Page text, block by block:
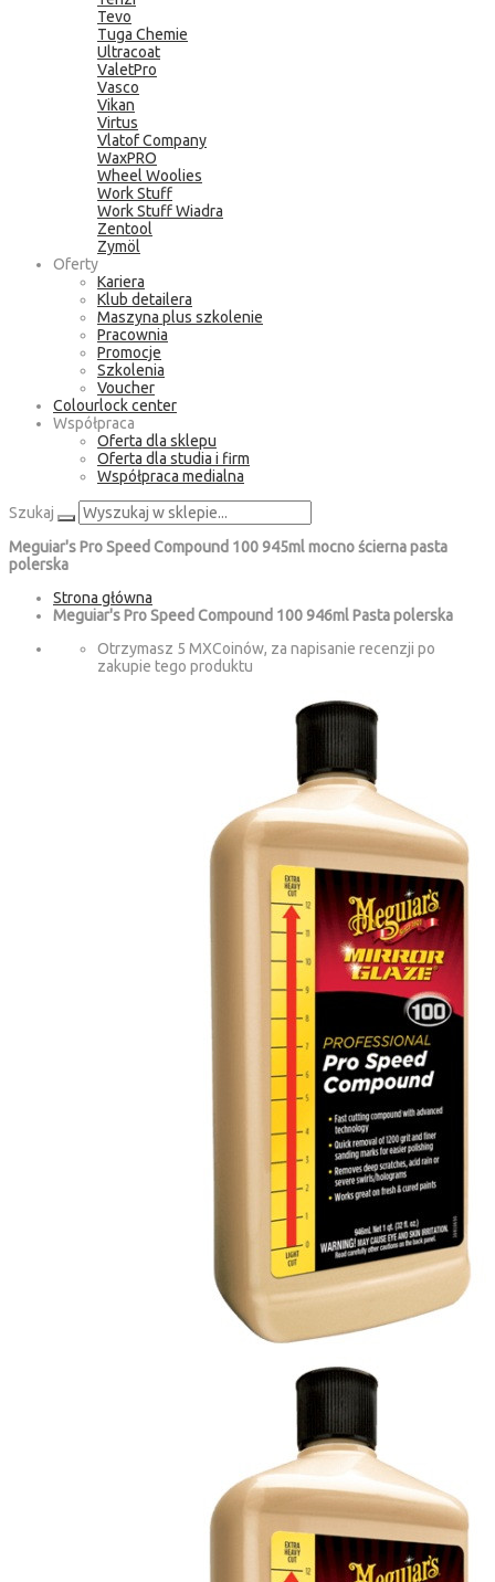
Tevo
Tuga Chemie
Ultracoat
ValetPro
Vasco
Vikan
Virtus
Vlatof Company
WaxPRO
Wheel Woolies
Work Stuff
Work Stuff Wiadra
Zentool
Zymöl
Oferty
Kariera
Klub detailera
Maszyna plus szkolenie
Pracownia
Promocje
Szkolenia
Voucher
Colourlock center
Współpraca
Oferta dla sklepu
Oferta dla studia i firm
Współpraca medialna
Szukaj
Meguiar's Pro Speed Compound 100 945ml mocno ścierna pasta
polerska
Strona główna
Meguiar's Pro Speed Compound 100 946ml Pasta polerska
Otrzymasz 5 MXCoinów, za napisanie recenzji po
zakupie tego produktu